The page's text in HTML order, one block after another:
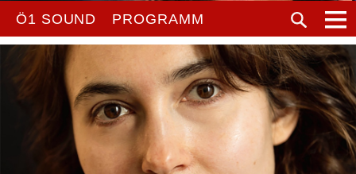
Ö1 SOUND PROGRAMM